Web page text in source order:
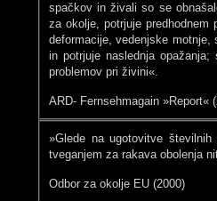
spačkov in živali so se
za okolje, potrjuje predhodnem
deformacije, vedenjske
in potrjuje naslednja
problemov pri živini«.
ARD- Fernsehmagain »Report«
»Glede na ugotovitve
tveganjem za rakava obolenja
Odbor za okolje EU (2000)